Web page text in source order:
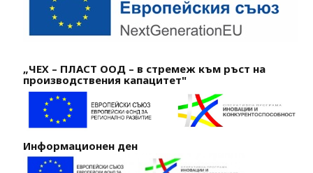
„ЧЕХ – ПЛАСТ ООД – в стремеж към ръст на
производствения капацитет"
Информационен ден